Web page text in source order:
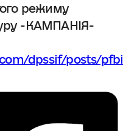
режиму
-КАМПАНІЯ-
dpssif/posts/